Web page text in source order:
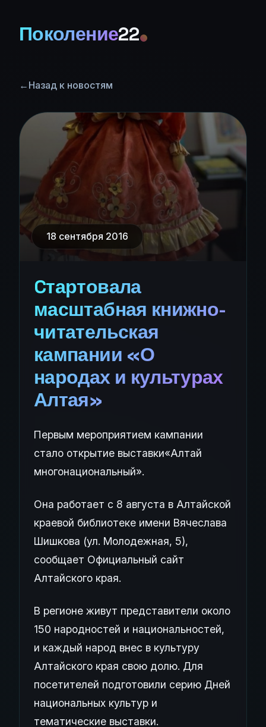
Поколение22
← Назад к новостям
18 сентября 2016
Cтартовала
масштабная книжно-
читательская
кампании «О
народах и культурах
Алтая»
Первым мероприятием кампании
стало открытие выставки«Алтай
многонациональный».
Она работает с 8 августа в Алтайской
краевой библиотеке имени Вячеслава
Шишкова (ул. Молодежная, 5),
сообщает Официальный сайт
Алтайского края.
В регионе живут представители около
150 народностей и национальностей,
и каждый народ внес в культуру
Алтайского края свою долю. Для
посетителей подготовили серию Дней
национальных культур и
тематические выставки.